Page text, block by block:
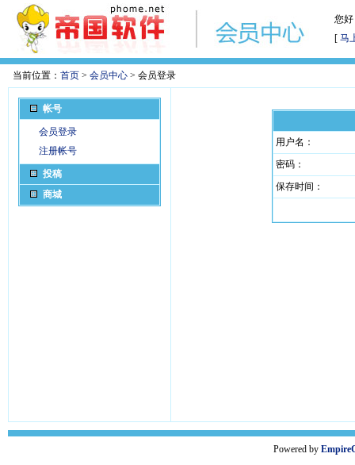
您
[ 马
当前位置： 首页 > 会员中心 > 会员登录
帐号
会员登录
注册帐号
投稿
商城
用户名：
密码：
保存时间：
Powered by